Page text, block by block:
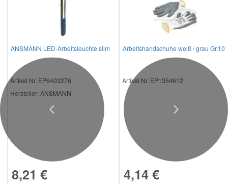
ANSMANN LED-Arbeitsleuchte slim
Artikel Nr. EP6403276
Hersteller: ANSMANN
8,21 €
Arbeitshandschuhe weiß / grau Gr.10
Artikel Nr. EP1354612
4,14 €
Previous Next